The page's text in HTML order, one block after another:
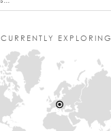
CURRENTLY EXPLORING